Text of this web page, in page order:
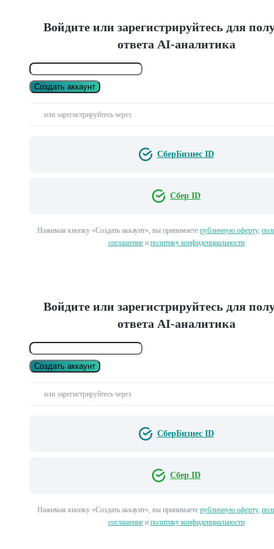
Войдите или зарегистрируйтесь для
ответа AI-аналитика
Создать аккаунт
или зарегистрируйтесь через
СберБизнес ID
Сбер ID
Нажимая кнопку «Создать аккаунт», вы принимаете публичную оферту,
соглашениеи политику конфиденциальности
Войдите или зарегистрируйтесь для
ответа AI-аналитика
Создать аккаунт
или зарегистрируйтесь через
СберБизнес ID
Сбер ID
Нажимая кнопку «Создать аккаунт», вы принимаете публичную оферту,
соглашениеи политику конфиденциальности